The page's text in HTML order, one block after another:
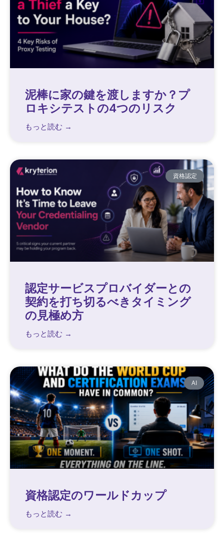
泥棒に家の鍵を渡しますか？プ
ロキシテストの4つのリスク
もっと読む →
資格認定
認定サービスプロバイダーとの
契約を打ち切るべきタイミング
の見極め方
もっと読む →
AI
資格認定のワールドカップ
もっと読む →